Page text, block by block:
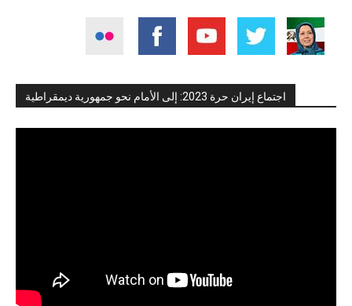
اجتماع إيران حرة 2023: إلى الأمام نحو جمهورية ديمقراطية